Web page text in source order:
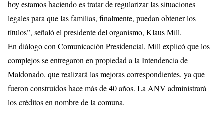
hoy estamos haciendo es tratar de regularizar las situaciones
legales para que las familias, finalmente, puedan obtener los
títulos”, señaló el presidente del organismo, Klaus Mill.
En diálogo con Comunicación Presidencial, Mill explicó que los
complejos se entregaron en propiedad a la Intendencia de
Maldonado, que realizará las mejoras correspondientes, ya que
fueron construidos hace más de 40 años. La ANV administrará
los créditos en nombre de la comuna.